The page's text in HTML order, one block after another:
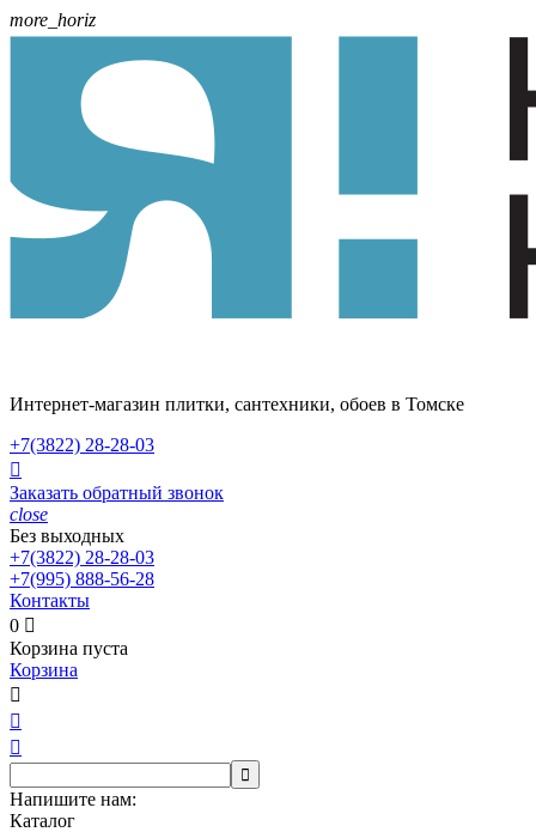
more_horiz
Интернет-магазин плитки, сантехники, обоев в Томске
+7(3822) 28-28-03

Заказать обратный звонок
close
Без выходных
+7(3822) 28-28-03
+7(995) 888-56-28
Контакты
0 
Корзина пуста
Корзина




Напишите нам:
Каталог